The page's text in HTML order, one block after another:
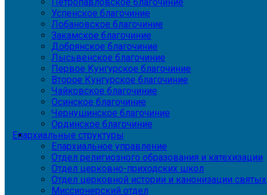
Успенское благочиние
Лобановское благочиние
Закамское благочиние
Добрянское благочиние
Лысьвенское благочиние
Первое Кунгурское благочиние
Второе Кунгурское благочиние
Чайковское благочиние
Осинское благочиние
Чернушинское благочиние
Ординское благочиние
Епархиальные структуры
Епархиальное управление
Отдел религиозного образования и катехизации
Отдел церковно-приходских школ
Отдел церковной истории и канонизации святых
Миссионерский отдел